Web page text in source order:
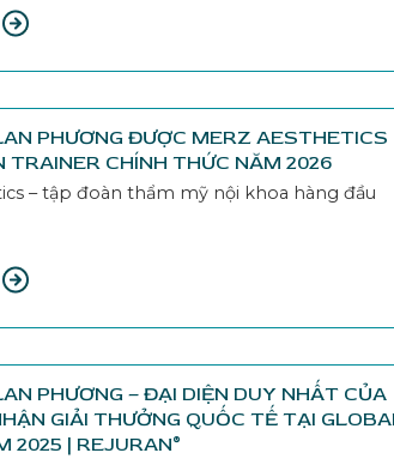
PHƯƠNG ĐƯỢC MERZ AESTHETICS
TRAINER CHÍNH THỨC NĂM 2026
– tập đoàn thẩm mỹ nội khoa hàng đầu
PHƯƠNG – ĐẠI DIỆN DUY NHẤT CỦA
GIẢI THƯỞNG QUỐC TẾ TẠI
2025 | REJURAN®